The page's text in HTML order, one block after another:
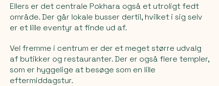
Ellers er det centrale Pokhara også et utroligt fedt
område. Der går lokale busser dertil, hvilket i sig selv
er et lille eventyr at finde ud af.
Vel fremme i centrum er der et meget større udvalg
af butikker og restauranter. Der er også flere templer,
som er hyggelige at besøge som en lille
eftermiddagstur.